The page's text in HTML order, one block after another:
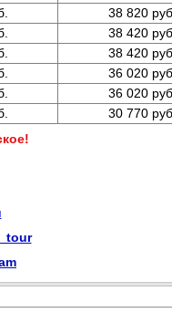
38 820 руб.
38 420 руб.
38 420 руб.
36 020 руб.
36 020 руб.
30 770 руб.